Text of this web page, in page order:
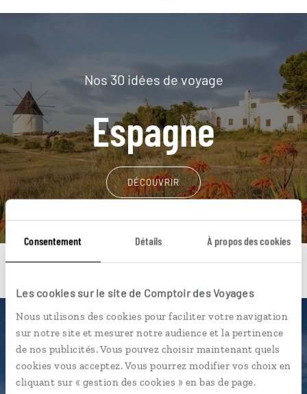
Consentement Détails À propos des cookies
Les cookies sur le site de Comptoir des Voyages
Nous utilisons des cookies pour faciliter votre navigation
sur notre site et mesurer notre audience et la pertinence
de nos publicités. Vous pouvez choisir maintenant quels
cookies vous acceptez. Vous pourrez modifier vos choix en
cliquant sur « gestion des cookies » en bas de page.
Nos 30 idées de voyage
Espagne
DÉCOUVRIR
Une envie de voyage
particulière ?